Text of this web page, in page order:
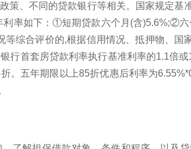
策、不同的贷款银行等相关。国家规定
利率如下：①短期贷款六个月(含)5.6%;②
综合评价的,根据信用情况、抵押物、国
行首套房贷款利率执行基准利率的1.1倍
。五年期限以上85折优惠后利率为